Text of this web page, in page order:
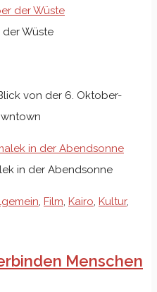
Wüste
von der 6. Oktober-
in der Abendsonne
, Film, Kairo, Kultur,
Menschen